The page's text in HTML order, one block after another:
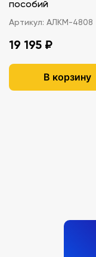
пособий
Артикул: АЛКМ-4808
19 195 ₽
В корзину